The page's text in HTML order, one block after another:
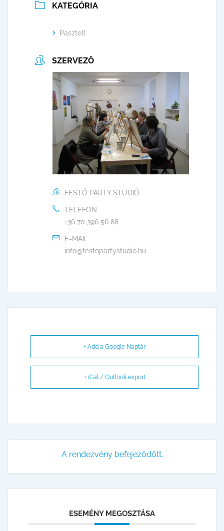
KATEGÓRIA
Pasztell
SZERVEZŐ
FESTŐ PARTY STÚDIÓ
TELEFON
+36 70 396 56 88
E-MAIL
info@festopartystudio.hu
+ Add a Google Naptár
+ iCal / Outlook export
A rendezvény befejeződött.
ESEMÉNY MEGOSZTÁSA